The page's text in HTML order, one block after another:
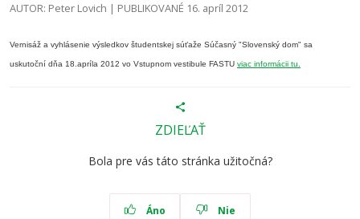
AUTOR: Peter Lovich | PUBLIKOVANÉ 16. apríl 2012
Vernisáž a vyhlásenie výsledkov študentskej súťaže Súčasný "Slovenský dom" sa
uskutoční dňa 18.apríla 2012 vo Vstupnom vestibule FASTU viac informácii tu.
ZDIEĽAŤ
Bola pre vás táto stránka užitočná?
Áno Nie